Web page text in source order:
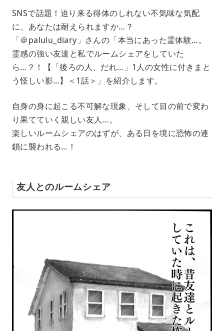
u
e
SNSで話題！迫り来る得体のしれない不気味な気配
に、あなたは耐えられますか…？
「＠palulu_diary」さんの「本当にあった霊体験…。
霊感の強い友達と私でルームシェアをしていた
ら…？！【「後ろの人、だれ…」1人の女性に付きまと
う怪しい影…】＜1話＞」を紹介します。
自身の身に起こる不可解な現象、そして目の前で変わ
り果てていく親しい友人…。
楽しいルームシェアのはずが、ある日を境に恐怖の連
鎖に襲われる…！
友人とのルームシェア